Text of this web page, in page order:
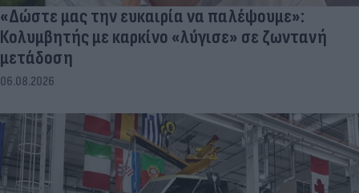
«Δώστε μας την ευκαιρία να παλέψουμε»:
Κολυμβητής με καρκίνο «λύγισε» σε ζωντανή
μετάδοση
06.08.2026